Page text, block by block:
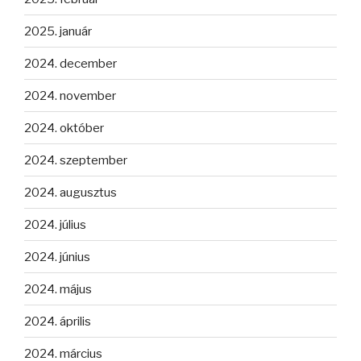
2025. január
2024. december
2024. november
2024. október
2024. szeptember
2024. augusztus
2024. július
2024. június
2024. május
2024. április
2024. március